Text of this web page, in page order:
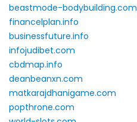
beastmode-bodybuilding.com
financelplan.info
businessfuture.info
infojudibet.com
cbdmap.info
deanbeanxn.com
matkarajdhanigame.com
popthrone.com